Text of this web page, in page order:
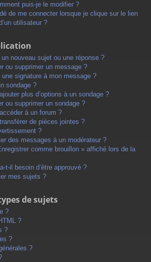
puis-je le modifier ?
de me connecter lorsque je clique sur le lien
utilisateur ?
nouveau sujet ou une réponse ?
ou supprimer un message ?
signature à mon message ?
sondage ?
plus d’options à un sondage ?
ou supprimer un sondage ?
à un forum ?
de pièces jointes ?
?
des messages à un modérateur ?
comme brouillon » affiché lors de la
t-il besoin d’être approuvé ?
mes sujets ?
de sujets
?
?
?
?
?